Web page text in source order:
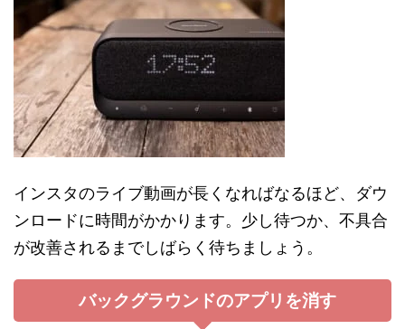
インスタのライブ動画が長くなればなるほど、ダウ
ンロードに時間がかかります。少し待つか、不具合
が改善されるまでしばらく待ちましょう。
バックグラウンドのアプリを消す